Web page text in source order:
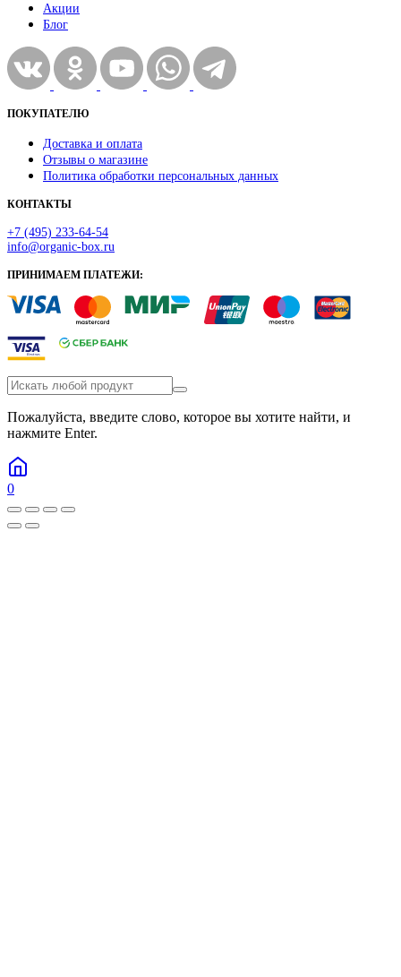
Акции
Блог
ПОКУПАТЕЛЮ
Доставка и оплата
Отзывы о магазине
Политика обработки персональных данных
КОНТАКТЫ
+7 (495) 233-64-54
info@organic-box.ru
ПРИНИМАЕМ ПЛАТЕЖИ:
Пожалуйста, введите слово, которое вы хотите найти, и
нажмите Enter.
0